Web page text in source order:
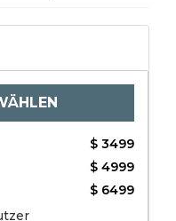
$ 3499
$ 4999
$ 6499